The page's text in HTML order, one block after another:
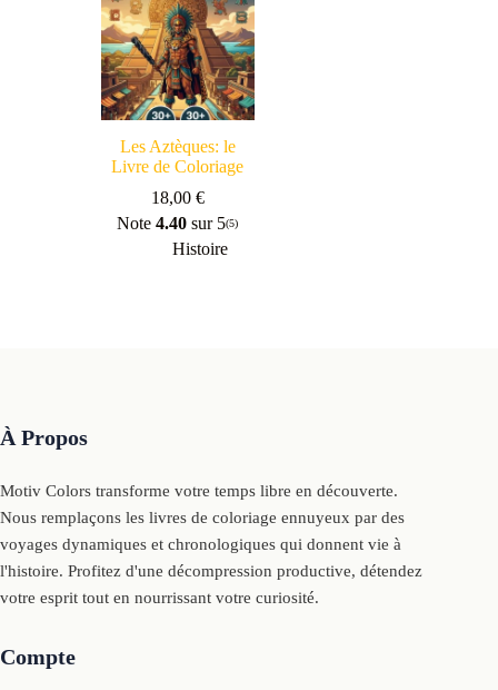
Les Aztèques: le
Livre de Coloriage
18,00 €
Note4.40 sur 5(5)
Histoire
À Propos
Motiv Colors transforme votre temps libre en découverte.
Nous remplaçons les livres de coloriage ennuyeux par des
voyages dynamiques et chronologiques qui donnent vie à
l'histoire. Profitez d'une décompression productive, détendez
votre esprit tout en nourrissant votre curiosité.
Compte